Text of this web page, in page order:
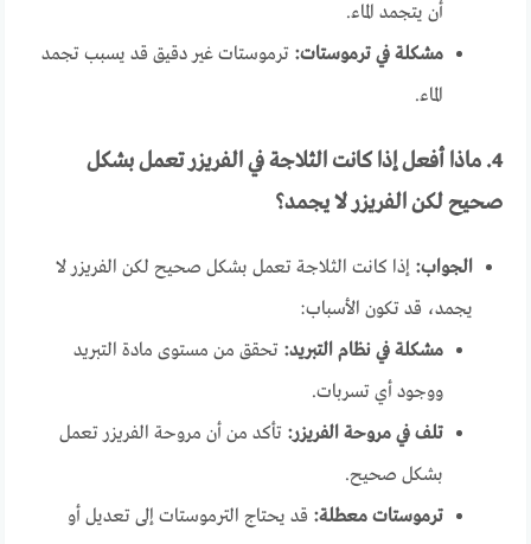
أن يتجمد الماء.
مشكلة في ترموستات: ترموستات غير دقيق قد يسبب تجمد
الماء.
4. ماذا أفعل إذا كانت الثلاجة في الفريزر تعمل بشكل
صحيح لكن الفريزر لا يجمد؟
الجواب: إذا كانت الثلاجة تعمل بشكل صحيح لكن الفريزر لا
يجمد، قد تكون الأسباب:
مشكلة في نظام التبريد: تحقق من مستوى مادة التبريد
ووجود أي تسربات.
تلف في مروحة الفريزر: تأكد من أن مروحة الفريزر تعمل
بشكل صحيح.
ترموستات معطلة: قد يحتاج الترموستات إلى تعديل أو